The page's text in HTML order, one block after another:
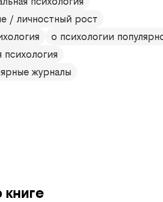
/ личностный рост
о психологии
психология
журналы
книге